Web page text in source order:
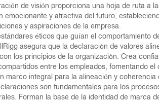
de visión proporciona una hoja de ruta a
y atractiva del futuro,
y aspiraciones de la empresa.
éticos que guían el comportamiento
asegura que la declaración de valores
los principios de la organización. Crea
entre los empleados, fomentando el
marco integral para la alineación y
son fundamentales para los
Forman la base de la identidad de